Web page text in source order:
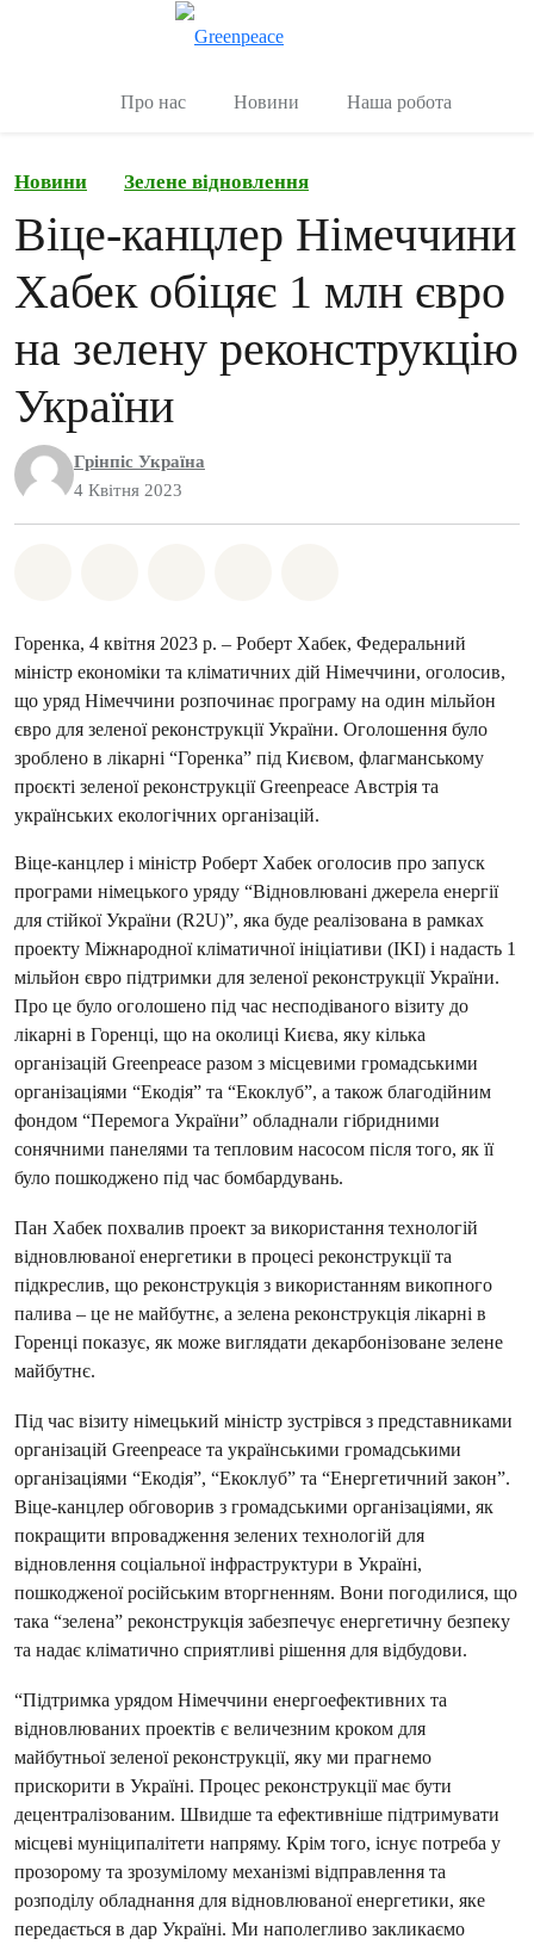
Про нас Новини Наша робота
Новини Зелене відновлення
Віце-канцлер Німеччини
Хабек обіцяє 1 млн євро
на зелену реконструкцію
України
Грінпіс Україна
4 Квітня 2023
Горенка, 4 квітня 2023 р. – Роберт Хабек, Федеральний
міністр економіки та кліматичних дій Німеччини, оголосив,
що уряд Німеччини розпочинає програму на один мільйон
євро для зеленої реконструкції України. Оголошення було
зроблено в лікарні “Горенка” під Києвом, флагманському
проєкті зеленої реконструкції Greenpeace Австрія та
українських екологічних організацій.
Віце-канцлер і міністр Роберт Хабек оголосив про запуск
програми німецького уряду “Відновлювані джерела енергії
для стійкої України (R2U)”, яка буде реалізована в рамках
проекту Міжнародної кліматичної ініціативи (IKI) і надасть 1
мільйон євро підтримки для зеленої реконструкції України.
Про це було оголошено під час несподіваного візиту до
лікарні в Горенці, що на околиці Києва, яку кілька
організацій Greenpeace разом з місцевими громадськими
організаціями “Екодія” та “Екоклуб”, а також благодійним
фондом “Перемога України” обладнали гібридними
сонячними панелями та тепловим насосом після того, як її
було пошкоджено під час бомбардувань.
Пан Хабек похвалив проект за використання технологій
відновлюваної енергетики в процесі реконструкції та
підкреслив, що реконструкція з використанням викопного
палива – це не майбутнє, а зелена реконструкція лікарні в
Горенці показує, як може виглядати декарбонізоване зелене
майбутнє.
Під час візиту німецький міністр зустрівся з представниками
організацій Greenpeace та українськими громадськими
організаціями “Екодія”, “Екоклуб” та “Енергетичний закон”.
Віце-канцлер обговорив з громадськими організаціями, як
покращити впровадження зелених технологій для
відновлення соціальної інфраструктури в Україні,
пошкодженої російським вторгненням. Вони погодилися, що
така “зелена” реконструкція забезпечує енергетичну безпеку
та надає кліматично сприятливі рішення для відбудови.
“Підтримка урядом Німеччини енергоефективних та
відновлюваних проектів є величезним кроком для
майбутньої зеленої реконструкції, яку ми прагнемо
прискорити в Україні. Процес реконструкції має бути
децентралізованим. Швидше та ефективніше підтримувати
місцеві муніципалітети напряму. Крім того, існує потреба у
прозорому та зрозумілому механізмі відправлення та
розподілу обладнання для відновлюваної енергетики, яке
передається в дар Україні. Ми наполегливо закликаємо